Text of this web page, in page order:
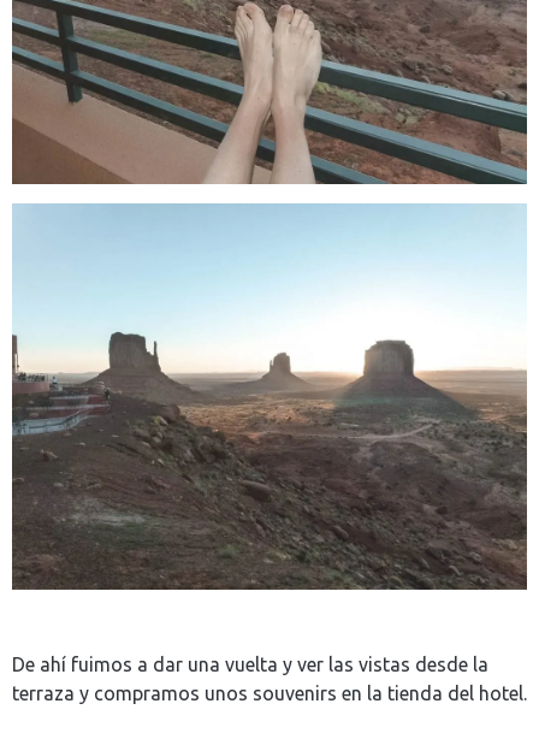
De ahí fuimos a dar una vuelta y ver las vistas desde la
terraza y compramos unos souvenirs en la tienda del hotel.